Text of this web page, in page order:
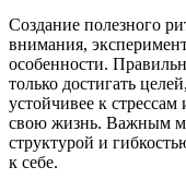
Создание полезного
внимания,
особенности.
только достигать
устойчивее к
свою жизнь. Важным
структурой и
к себе.